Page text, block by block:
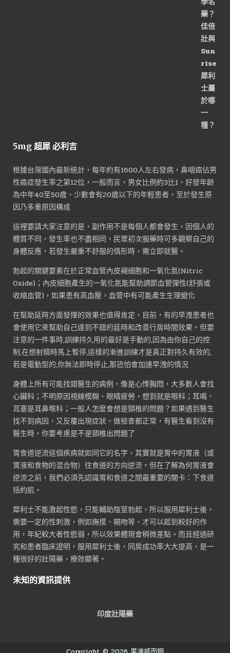
5mg 超犀 必利吉
根據台灣國內最新統計，每年約有1600人左右發病，鼻咽癌佔男
性癌症發生率之第12位，一般而言，男女比例約3比1。好發年齡
為中年40至50歲，少數會有20歲以下的年輕患者，至於發生原
因乃多重原因構成
這裡要請大家注意的是，副作用不是每個人都會發生，因個人的
體質不同，發生率也不盡相同，民眾初次服藥時可多觀察自己的
身體反應，若發生嚴重不舒服的情形時，需立即就醫。
勃起的關鍵要素在於正常血管內皮襯細胞和一氧化氮(Nitric
Oxide)；內皮細胞產生的一氧化氮能幫助調節血管彈性(舒張或
收縮血管)，如果患有高血壓，血管中有可能產生生理變化
在幫助延時方面發揮的效果也值得肯定，目前，有的早洩患者也
會使用它來幫助自己達到不錯的延時和改善行房時間效果。但要
注意的一件事時,訓練持久用的最好是手動的,因為由你自己的控
制,在想射精時馬上暫停,這樣的漸進訓練才是真正對持久有效的,
若是電動型的,你無法即時停止,那恐怕會加速早洩的情況
身體上所有可能找錯醫生的病例，像是心悸胸悶，大多數人會找
心臟科；不明原因視線模糊、眼睛疲勞，想到就是眼科；耳鳴、
耳塞是耳鼻喉科；一般人怎麼會想是頸椎的問題？如果遇到醫生
找不到病因，又反覆出現症狀，做檢查都正常，有醫生看到沒有
醫生時，你要考慮是不是頸椎出問題了
胃食道逆流這個疾病就如同它的名字，其實就是胃中的胃液（或
胃液和食物的混合物）往食道的方向逆流。但在了解為何胃液會
逆流之前，我們必須先認識胃和食道之間最重要的關卡：下食道
括約肌。
犀利士不能激起性慾，只能輔助陰莖勃起，所以服用犀利士後，
需要一定的性刺激，例如撫摸、親吻等，才可以起到較好的作
用，年紀較大者性慾弱，所以效果體現會稍微差點。而且經過研
究和患者臨床證明，服用犀利士後，同房成功率大大提高，是一
種很好的壯陽藥，療效顯著。
未知的資訊提供
印度壯陽藥